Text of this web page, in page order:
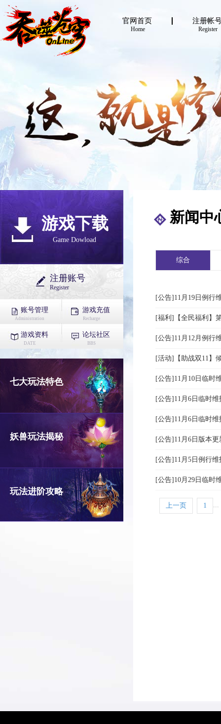
官网首页
Home
注册帐
Register
游戏下载
Game Dowload
注册账号
Register
账号管理
Administration
游戏充值
Recharge
游戏资料
DATE
论坛社区
BBS
七大玩法特色
妖兽玩法揭秘
玩法进阶攻略
新闻中
综合
[公告]11月19日例行
[福利]【全民福利】
[公告]11月12月例行
[活动]【助战双11】
[公告]11月10日临时
[公告]11月6日临时
[公告]11月6日临时
[公告]11月6日版本
[公告]11月5日例行
[公告]10月29日临时
上一页 1 ...